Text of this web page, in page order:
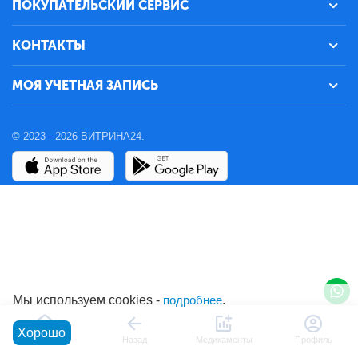
ПОКУПАТЕЛЬСКИЙ СЕРВИС
КОНТАКТЫ
МОЯ УЧЕТНАЯ ЗАПИСЬ
© 2023 - 2026 ВИТРИНА24.
Главная Назад Медикаменты Профиль
Мы используем cookies - подробнее.
Хорошо